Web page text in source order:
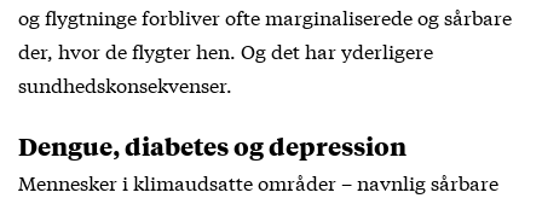
og flygtninge forbliver ofte marginaliserede og sårbare
der, hvor de flygter hen. Og det har yderligere
sundhedskonsekvenser.
Dengue, diabetes og depression
Mennesker i klimaudsatte områder – navnlig sårbare